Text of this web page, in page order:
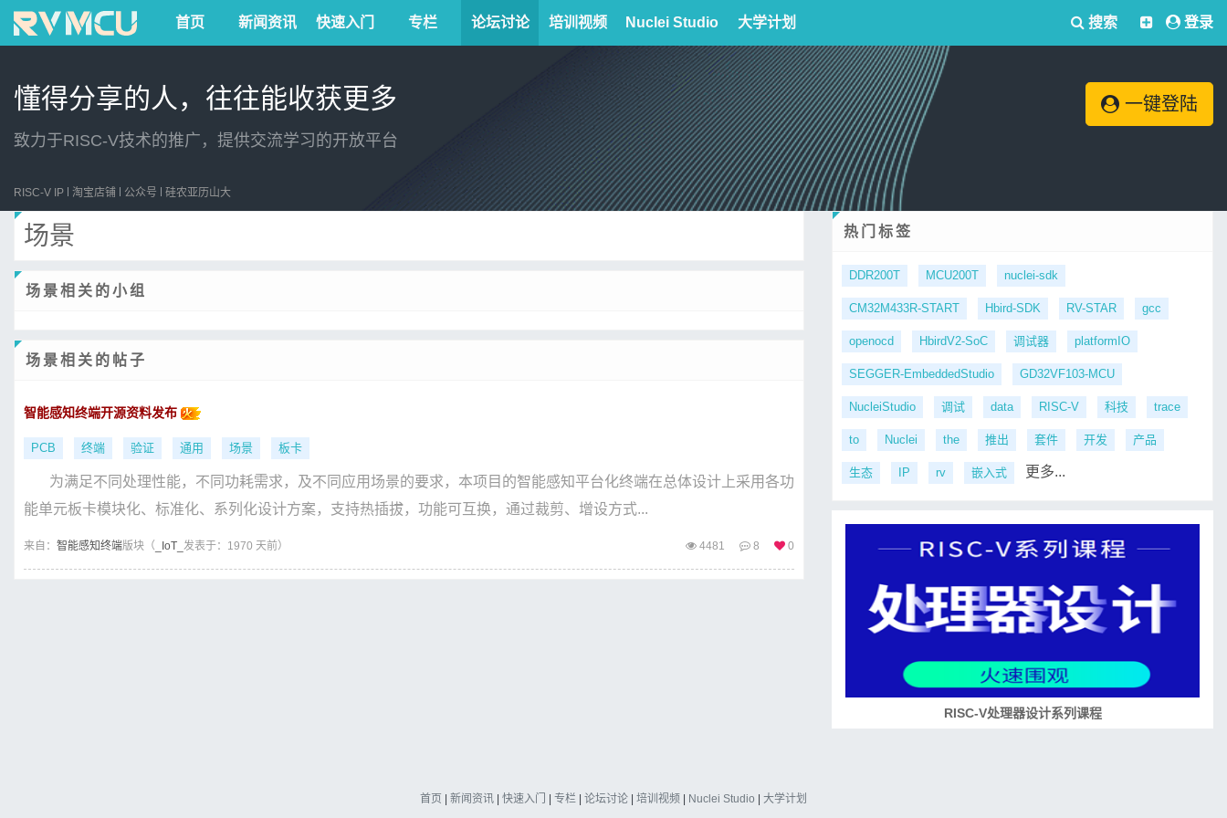
首页 新闻资讯 快速入门 专栏 论坛讨论 培训视频 Nuclei Studio 大学计划 搜索 登录
懂得分享的人，往往能收获更多
致力于RISC-V技术的推广，提供交流学习的开放平台
一键登陆
RISC-V IP 淘宝店铺 公众号 硅农亚历山大
场景
场景相关的小组
场景相关的帖子
智能感知终端开源资料发布
PCB 终端 验证 通用 场景 板卡
为满足不同处理性能，不同功耗需求，及不同应用场景的要求，本项目的智能感知平台化终端在总体设计上采用各功
能单元板卡模块化、标准化、系列化设计方案，支持热插拔，功能可互换，通过裁剪、增设方式...
来自： 智能感知终端版块（ _IoT_ 发表于：1970 天前） 4481 8 0
热门标签
DDR200T MCU200T nuclei-sdk
CM32M433R-START Hbird-SDK RV-STAR gcc
openocd HbirdV2-SoC 调试器 platformIO
SEGGER-EmbeddedStudio GD32VF103-MCU
NucleiStudio 调试 data RISC-V 科技 trace
to Nuclei the 推出 套件 开发 产品
生态 IP rv 嵌入式 更多...
RISC-V处理器设计系列课程
首页 新闻资讯 快速入门 专栏 论坛讨论 培训视频 Nuclei Studio 大学计划